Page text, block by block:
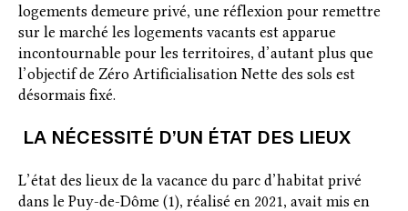
logements demeure privé, une réflexion pour remettre
sur le marché les logements vacants est apparue
incontournable pour les territoires, d’autant plus que
l’objectif de Zéro Artificialisation Nette des sols est
désormais fixé.
LA NÉCESSITÉ D’UN ÉTAT DES LIEUX
L’état des lieux de la vacance du parc d’habitat privé
dans le Puy-de-Dôme (1), réalisé en 2021, avait mis en